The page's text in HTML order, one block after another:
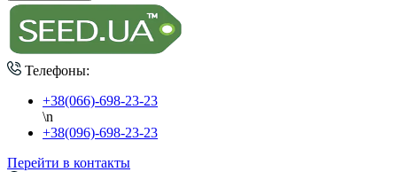
Телефоны:
+38(066)-698-23-23
\n
+38(096)-698-23-23
Перейти в контакты